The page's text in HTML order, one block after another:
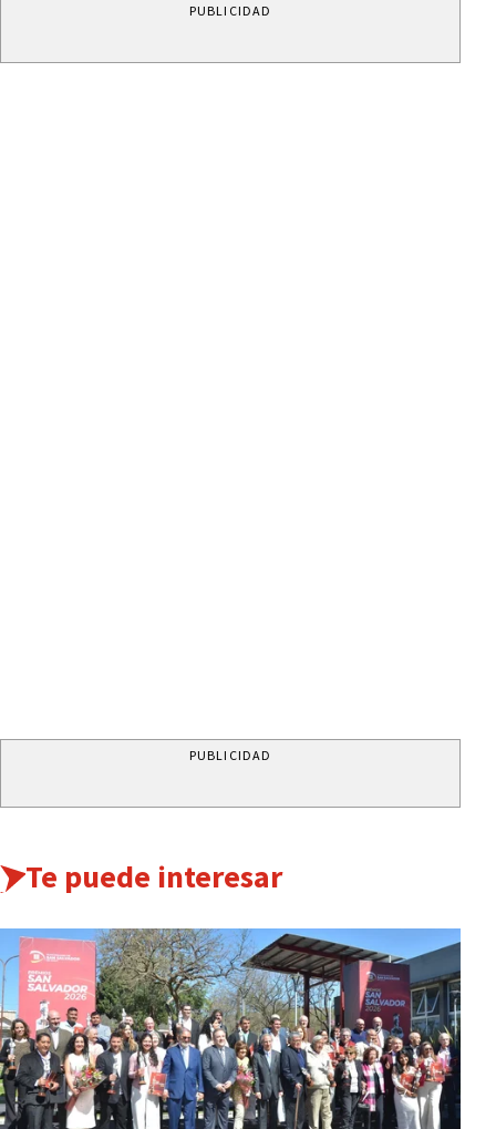
PUBLICIDAD
PUBLICIDAD
Te puede interesar